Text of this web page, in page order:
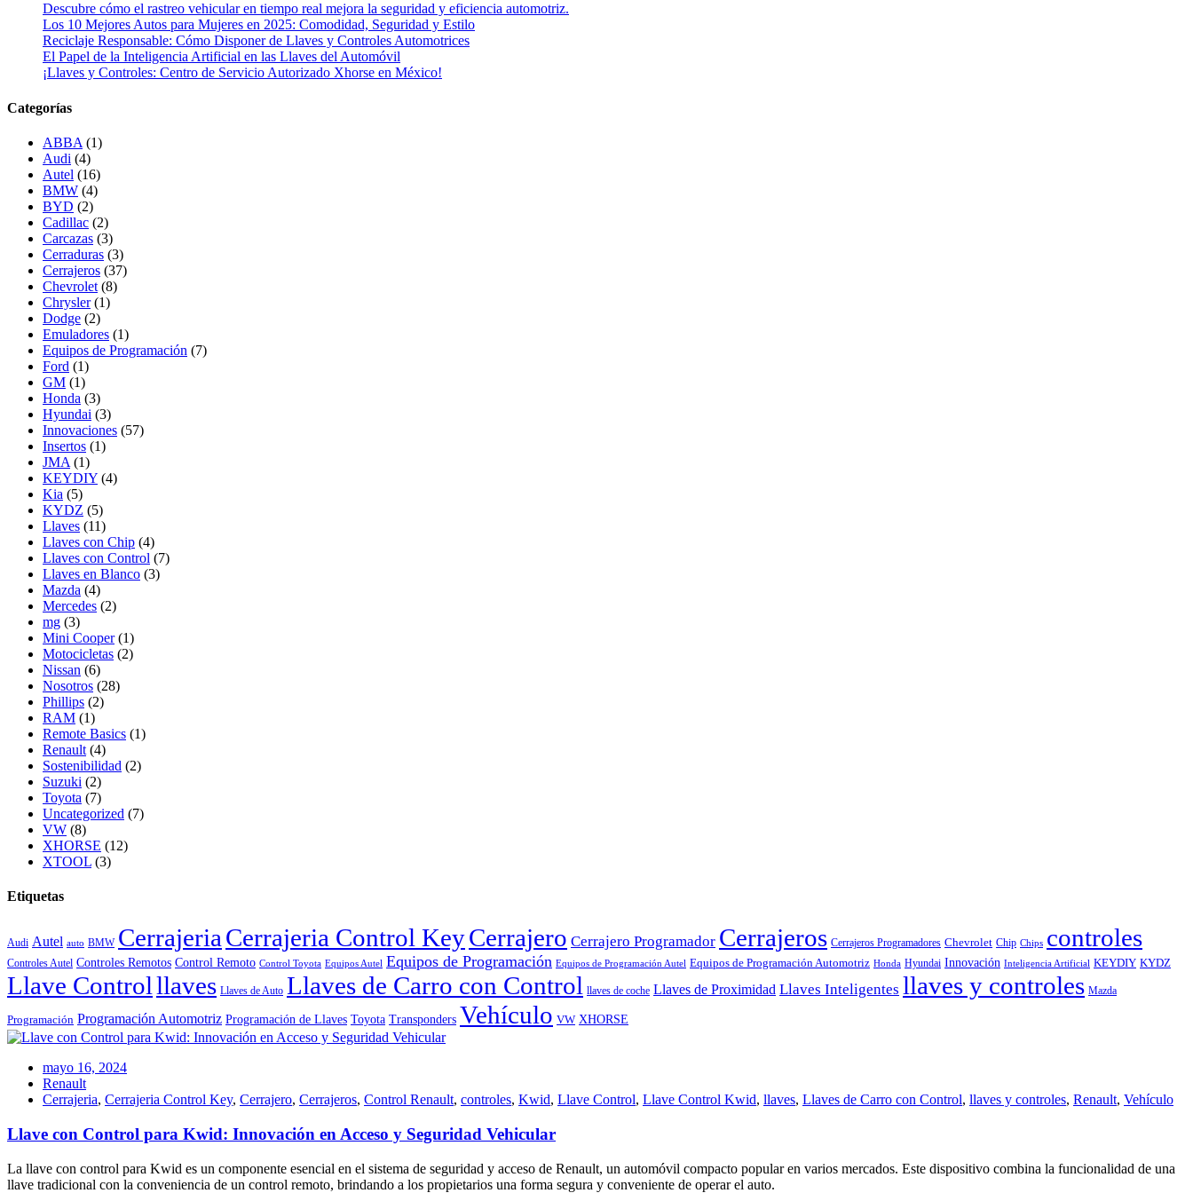
Descubre cómo el rastreo vehicular en tiempo real mejora la seguridad y eficiencia automotriz.
Los 10 Mejores Autos para Mujeres en 2025: Comodidad, Seguridad y Estilo
Reciclaje Responsable: Cómo Disponer de Llaves y Controles Automotrices
El Papel de la Inteligencia Artificial en las Llaves del Automóvil
¡Llaves y Controles: Centro de Servicio Autorizado Xhorse en México!
Categorías
ABBA (1)
Audi (4)
Autel (16)
BMW (4)
BYD (2)
Cadillac (2)
Carcazas (3)
Cerraduras (3)
Cerrajeros (37)
Chevrolet (8)
Chrysler (1)
Dodge (2)
Emuladores (1)
Equipos de Programación (7)
Ford (1)
GM (1)
Honda (3)
Hyundai (3)
Innovaciones (57)
Insertos (1)
JMA (1)
KEYDIY (4)
Kia (5)
KYDZ (5)
Llaves (11)
Llaves con Chip (4)
Llaves con Control (7)
Llaves en Blanco (3)
Mazda (4)
Mercedes (2)
mg (3)
Mini Cooper (1)
Motocicletas (2)
Nissan (6)
Nosotros (28)
Phillips (2)
RAM (1)
Remote Basics (1)
Renault (4)
Sostenibilidad (2)
Suzuki (2)
Toyota (7)
Uncategorized (7)
VW (8)
XHORSE (12)
XTOOL (3)
Etiquetas
Audi Autel auto BMW Cerrajeria Cerrajeria Control KeyCerrajero Cerrajero Programador Cerrajeros Cerrajeros Programadores Chevrolet Chip Chips controles
Controles Autel Controles Remotos Control Remoto Control Toyota Equipos Autel Equipos de Programación Equipos de Programación Autel Equipos de Programación Automotriz Honda Hyundai Innovación Inteligencia Artificial KEYDIY KYDZ
Llave Controlllaves Llaves de Auto Llaves de Carro con Control llaves de coche Llaves de Proximidad Llaves Inteligentes llaves y controles Mazda
Programación Programación Automotriz Programación de Llaves Toyota Transponders Vehículo VW XHORSE
mayo 16, 2024
Renault
Cerrajeria, Cerrajeria Control Key, Cerrajero, Cerrajeros, Control Renault, controles, Kwid, Llave Control, Llave Control Kwid, llaves, Llaves de Carro con Control, llaves y controles, Renault, Vehículo
Llave con Control para Kwid: Innovación en Acceso y Seguridad Vehicular
La llave con control para Kwid es un componente esencial en el sistema de seguridad y acceso de Renault, un automóvil compacto popular en varios mercados. Este dispositivo combina la funcionalidad de una
llave tradicional con la conveniencia de un control remoto, brindando a los propietarios una forma segura y conveniente de operar el auto.